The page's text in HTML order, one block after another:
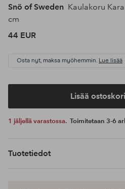
Snö of Sweden Kaulakoru
cm
44 EUR
Osta nyt, maksa myöhemmin. Lue lisää
Lisää
1 jäljellä varastossa. Toimitetaan 3-6
Tuotetiedot